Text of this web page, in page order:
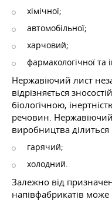
хімічної;
автомобільної;
харчовий;
фармакологічної та
Нержавіючий лист
відрізняється
біологічною,
речовин.
виробництва
гарячий;
холодний.
Залежно від
напівфабрикатів може